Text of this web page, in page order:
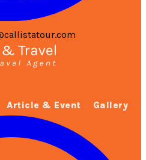
Article & Event Gallery